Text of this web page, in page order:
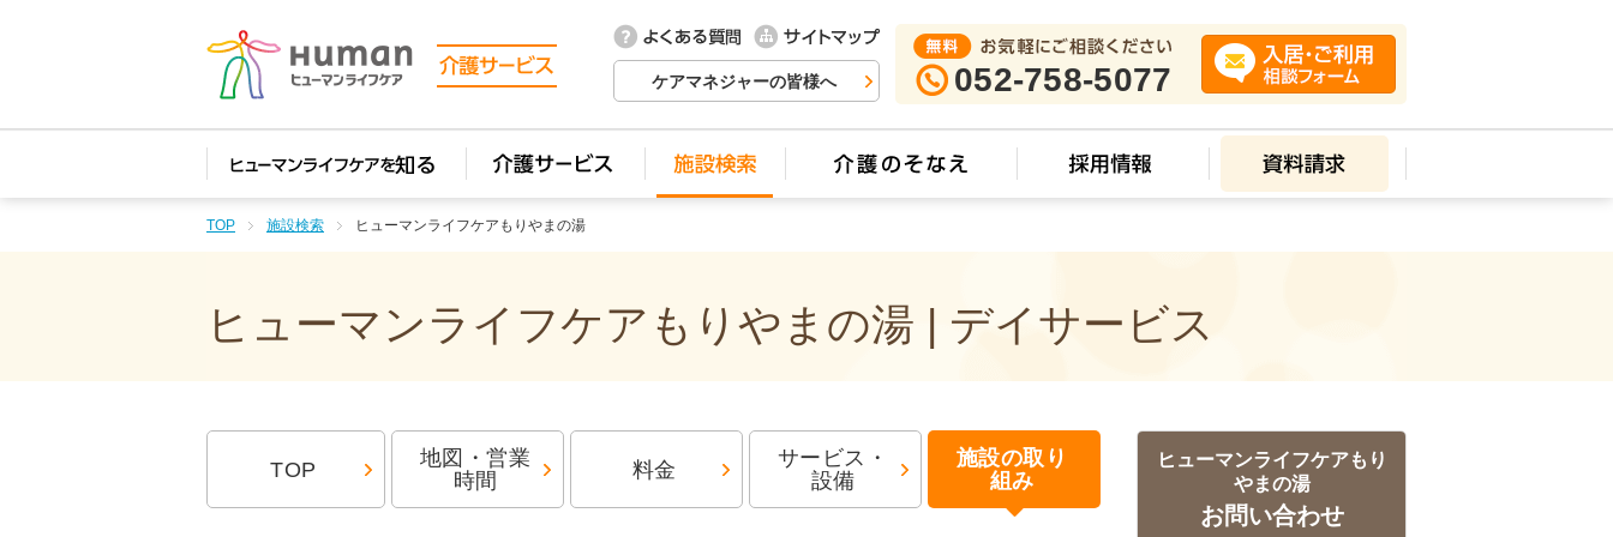
ケアマネジャーの皆様へ 052-758-5077
TOP 施設検索 ヒューマンライフケアもりやまの湯
ヒューマンライフケアもりやまの湯 | デイサービス
TOP
地図・営業
時間
料金
サービス・
設備
施設の取り
組み
ヒューマンライフケアもり
やまの湯
お問い合わせ